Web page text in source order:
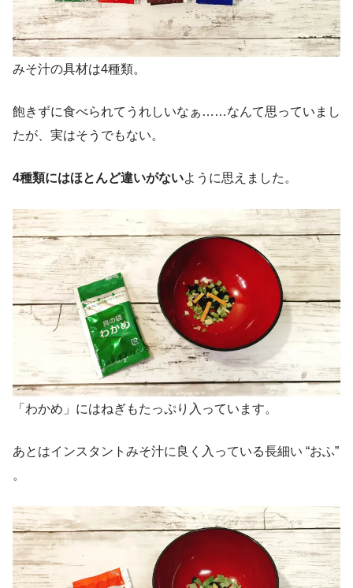
みそ汁の具材は4種類。
飽きずに食べられてうれしいなぁ……なんて思っていまし
たが、実はそうでもない。
4種類にはほとんど違いがないように思えました。
「わかめ」にはねぎもたっぷり入っています。
あとはインスタントみそ汁に良く入っている長細い “おふ”
。